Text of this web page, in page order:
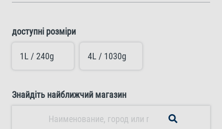
доступні розміри
1L / 240g 4L / 1030g
Знайдіть найближчий магазин